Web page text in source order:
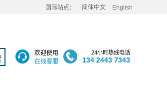
国际站点： 简体中文 English
欢迎使用
在线客服
24小时热线电话
134 2443 7343